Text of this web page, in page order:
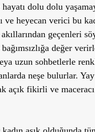
dolu dolu
ve heyecan verici bu
geçenleri
değer
uzun sohbetlerle
neşe bulurlar.
açık fikirli ve